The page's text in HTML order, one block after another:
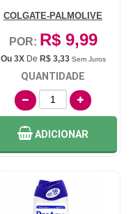
COLGATE-PALMOLIVE
POR: R$ 9,99
Ou 3XDe R$ 3,33 Sem Juros
QUANTIDADE
ADICIONAR